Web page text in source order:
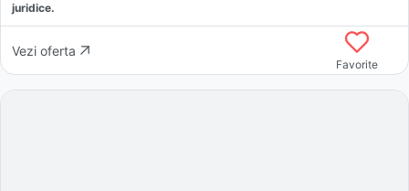
juridice.
Vezi oferta
Favorite